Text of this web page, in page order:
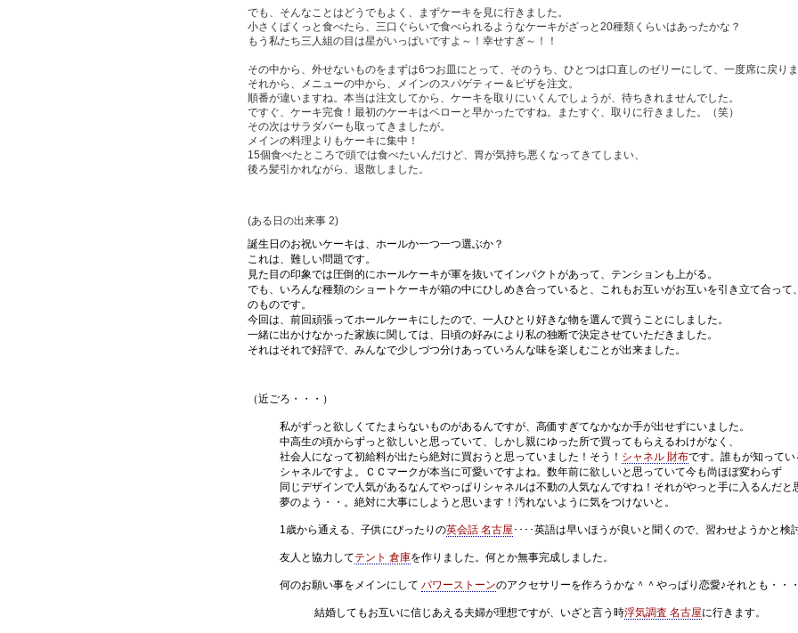
でも、そんなことはどうでもよく、まずケーキを見に行きました。
小さくぱくっと食べたら、三口ぐらいで食べられるようなケーキがざっと20種類くらいはあったかな？
もう私たち三人組の目は星がいっぱいですよ～！幸せすぎ～！！
その中から、外せないものをまずは6つお皿にとって、そのうち、ひとつは口直しのゼリーにして、一度席に戻りま
それから、メニューの中から、メインのスパゲティー＆ピザを注文。
順番が違いますね。本当は注文してから、ケーキを取りにいくんでしょうが、待ちきれませんでした。
ですぐ、ケーキ完食！最初のケーキはペローと早かったですね。またすぐ、取りに行きました。（笑）
その次はサラダバーも取ってきましたが。
メインの料理よりもケーキに集中！
15個食べたところで頭では食べたいんだけど、胃が気持ち悪くなってきてしまい、
後ろ髪引かれながら、退散しました。
(ある日の出来事 2)
誕生日のお祝いケーキは、ホールか一つ一つ選ぶか？
これは、難しい問題です。
見た目の印象では圧倒的にホールケーキが軍を抜いてインパクトがあって、テンションも上がる。
でも、いろんな種類のショートケーキが箱の中にひしめき合っていると、これもお互いがお互いを引き立て合って
のものです。
今回は、前回頑張ってホールケーキにしたので、一人ひとり好きな物を選んで買うことにしました。
一緒に出かけなかった家族に関しては、日頃の好みにより私の独断で決定させていただきました。
それはそれで好評で、みんなで少しづつ分けあっていろんな味を楽しむことが出来ました。
（近ごろ・・・）
私がずっと欲しくてたまらないものがあるんですが、高価すぎてなかなか手が出せずにいました。
中高生の頃からずっと欲しいと思っていて、しかし親にゆった所で買ってもらえるわけがなく、
社会人になって初給料が出たら絶対に買おうと思っていました！そう！ シャネル 財布です。誰もが知ってい
シャネルですよ。ＣＣマークが本当に可愛いですよね。数年前に欲しいと思っていて今も尚ほぼ変わらず
同じデザインで人気があるなんてやっぱりシャネルは不動の人気なんですね！それがやっと手に入るんだと
夢のよう・・。絶対に大事にしようと思います！汚れないように気をつけないと。
1歳から通える、子供にぴったりの英会話 名古屋 ････英語は早いほうが良いと聞くので、習わせようかと検
友人と協力してテント 倉庫を作りました。何とか無事完成しました。
何のお願い事をメインにして パワーストーンのアクセサリーを作ろうかな＾＾やっぱり恋愛♪それとも・・
結婚してもお互いに信じあえる夫婦が理想ですが、いざと言う時浮気調査 名古屋に行きます。